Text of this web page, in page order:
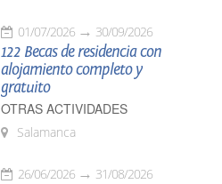
01/07/2026 30/09/2026
122 Becas de residencia con
alojamiento completo y
gratuito
OTRAS ACTIVIDADES
Salamanca
26/06/2026 31/08/2026